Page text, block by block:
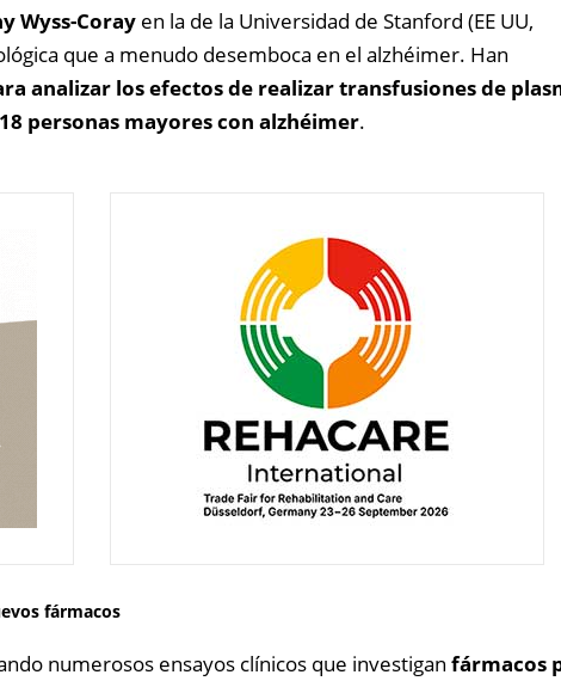
Wyss-Coray en la de la Universidad de Stanford (EE UU,
que a menudo desemboca en el alzhéimer. Han
analizar los efectos de realizar transfusiones de
personas mayores con alzhéimer.
fármacos
numerosos ensayos clínicos que investigan fármacos